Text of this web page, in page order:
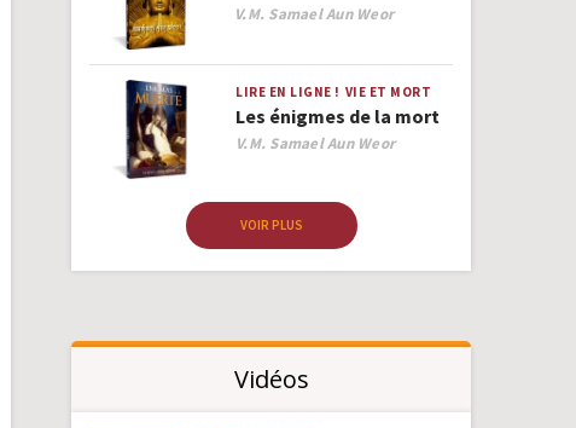
Author
V.M. Samael Aun Weor
LIRE EN LIGNE ! VIE ET MORT
Les énigmes de la mort
Author
V.M. Samael Aun Weor
VOIR PLUS
Vidéos